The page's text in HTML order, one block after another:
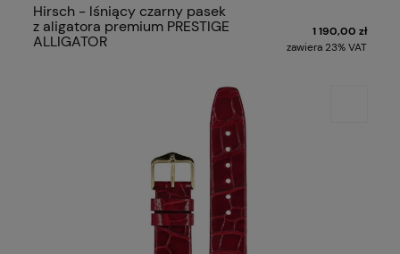
Hirsch - lśniący czarny pasek
z aligatora premium PRESTIGE
ALLIGATOR
1 190,00 zł
zawiera 23% VAT